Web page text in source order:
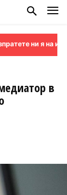
ни я на имейл:
в